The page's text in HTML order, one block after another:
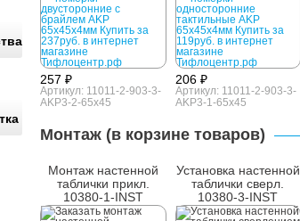
257 ₽
Артикул: 11011-2-903-3-
AKP3-2-65x45
206 ₽
Артикул: 11011-2-903-3-
AKP3-1-65x45
Монтаж (в корзине товаров)
Монтаж настенной
таблички прикл.
10380-1-INST
Установка настенной
таблички сверл.
10380-3-INST